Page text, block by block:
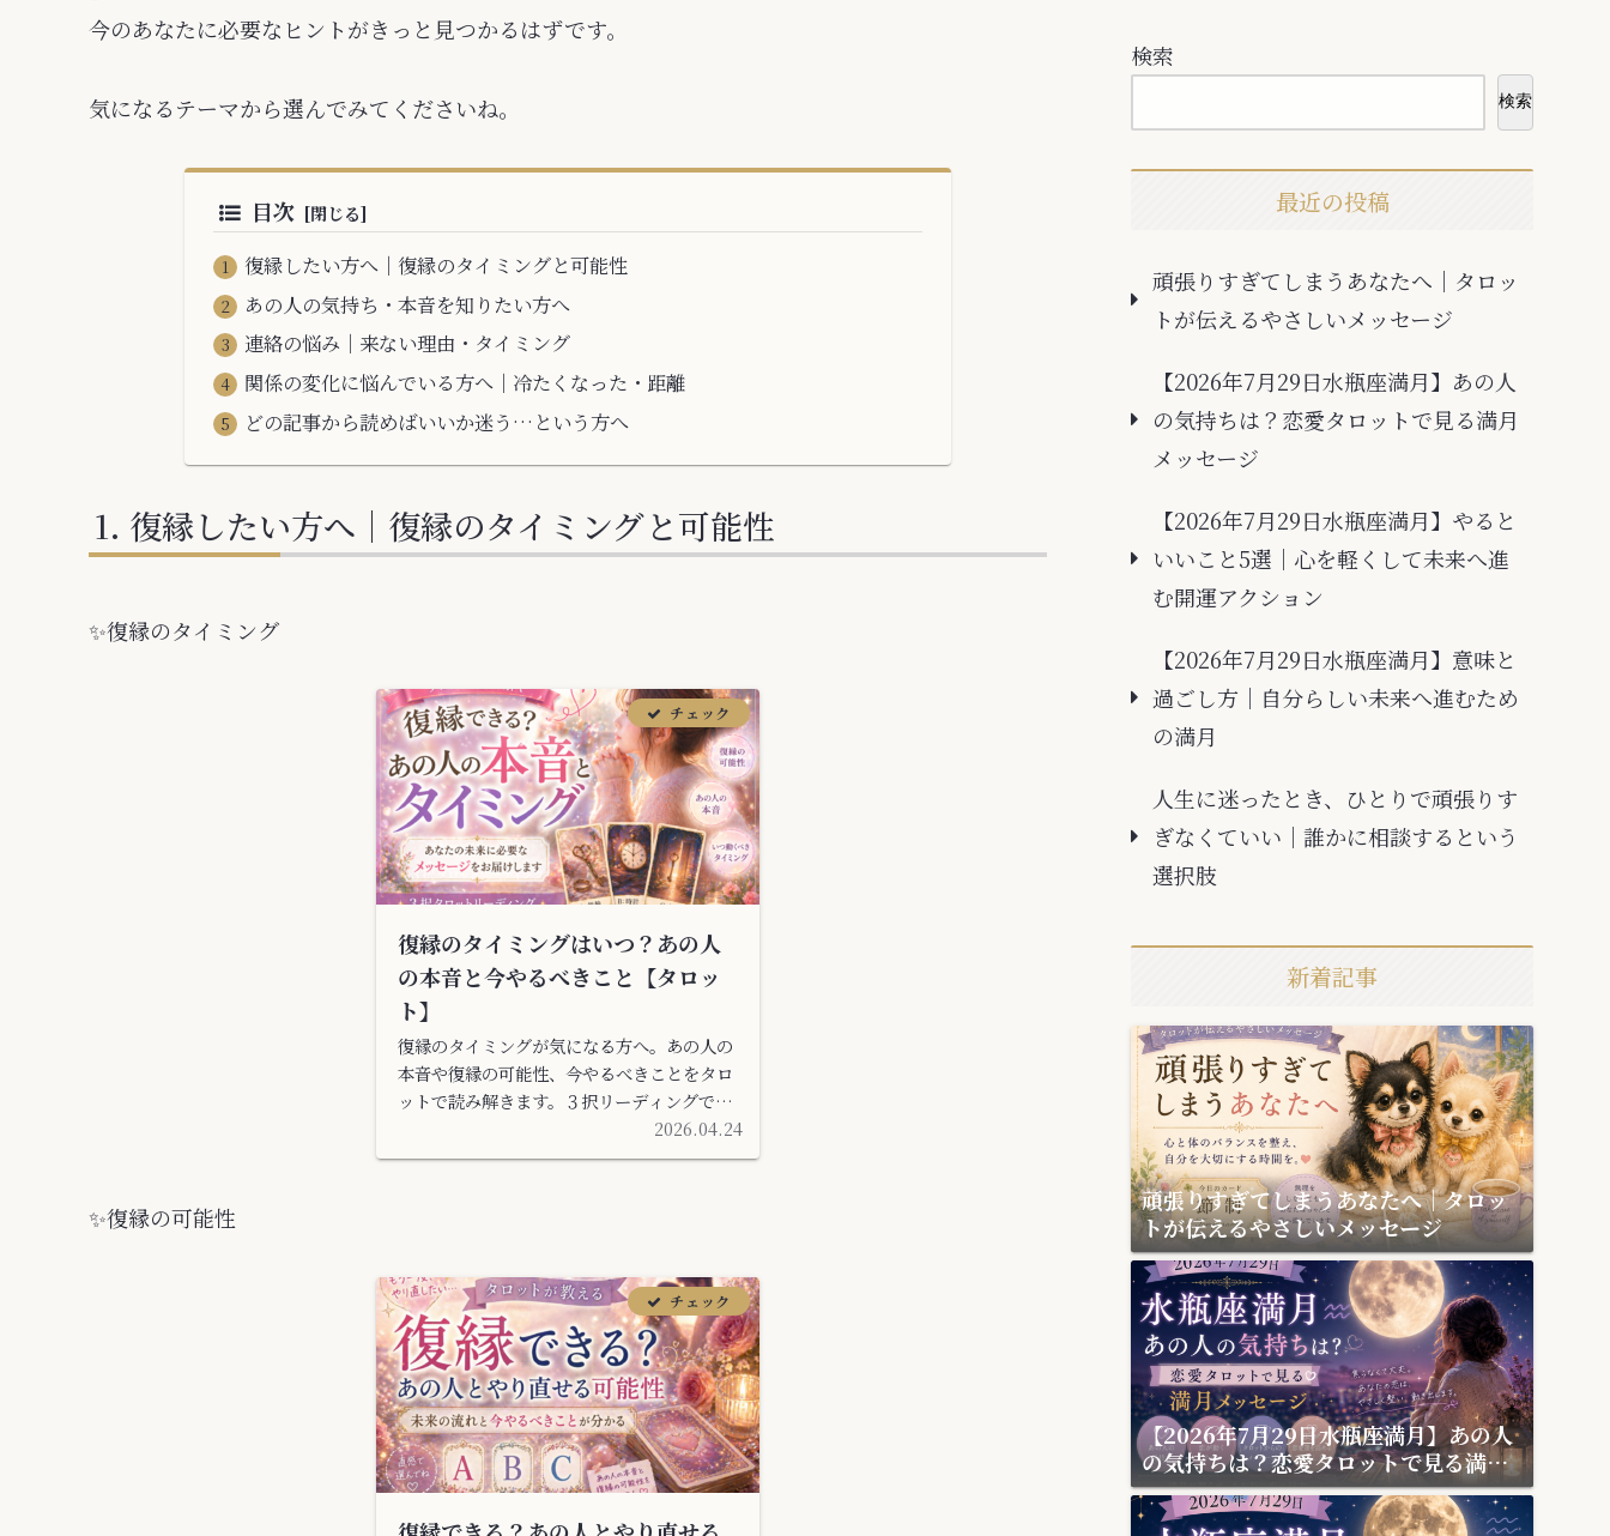
今のあなたに必要なヒントがきっと見つかるはずです。
気になるテーマから選んでみてくださいね。
目次
復縁したい方へ｜復縁のタイミングと可能性
あの人の気持ち・本音を知りたい方へ
連絡の悩み｜来ない理由・タイミング
関係の変化に悩んでいる方へ｜冷たくなった・距離
どの記事から読めばいいか迷う…という方へ
復縁したい方へ｜復縁のタイミングと可能性
✨️復縁のタイミング
復縁のタイミングはいつ？あの人
の本音と今やるべきこと【タロッ
ト】
復縁のタイミングが気になる方へ。あの人の
本音や復縁の可能性、今やるべきことをタロ
ットで読み解きます。３択リーディングで今
のあなたに必要なメッセージをお届けしま
す。
2026.04.24
✨️復縁の可能性
検索
検索
最近の投稿
頑張りすぎてしまうあなたへ｜タロッ
トが伝えるやさしいメッセージ
【2026年7月29日水瓶座満月】あの人
の気持ちは？恋愛タロットで見る満月
メッセージ
【2026年7月29日水瓶座満月】やると
いいこと5選｜心を軽くして未来へ進
む開運アクション
【2026年7月29日水瓶座満月】意味と
過ごし方｜自分らしい未来へ進むため
の満月
人生に迷ったとき、ひとりで頑張りす
ぎなくていい｜誰かに相談するという
選択肢
新着記事
頑張りすぎてしまうあなたへ｜タロッ
トが伝えるやさしいメッセージ
【2026年7月29日水瓶座満月】あの人
の気持ちは？恋愛タロットで見る満月
メッセージ